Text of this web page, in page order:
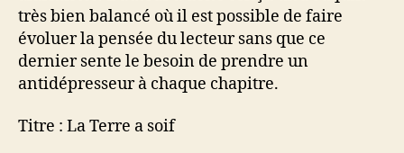
très bien balancé où il est possible de faire
évoluer la pensée du lecteur sans que ce
dernier sente le besoin de prendre un
antidépresseur à chaque chapitre.
Titre : La Terre a soif